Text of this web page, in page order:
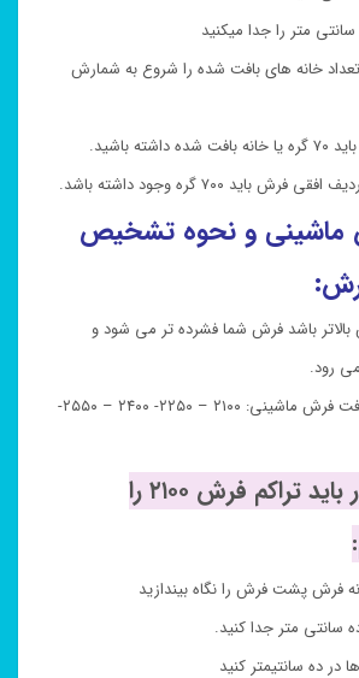
متر را جدا میکنید
خانه های بافت شده را شروع به شمارش
باشید.
۷۰۰ گره وجود داشته باشد.
ماشینی و نحوه تشخیص
باشد فرش شما فشرده تر می شود و
رود.
تراکم های متداول در بافت فرش ماشینی: ۲۱۰۰ – ۲۲۵۰- ۲۴۰۰ – ۲۵۵۰-
حال اینکه چطور باید تراکم فرش ۲۱۰۰ را
فرش پشت فرش را نگاه بیندازید
سانتی متر جدا کنید.
ده سانتیمتر کنید